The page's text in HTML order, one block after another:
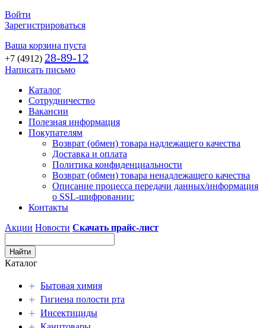
Войти
Зарегистрироваться
Ваша корзина пуста
+7 (4912) 28-89-12
Написать письмо
Каталог
Сотрудничество
Вакансии
Полезная информация
Покупателям
Возврат (обмен) товара надлежащего качества
Доставка и оплата
Политика конфиденциальности
Возврат (обмен) товара ненадлежащего качества
Описание процесса передачи данных/информация
о SSL-шифровании:
Контакты
Акции Новости Скачать прайс-лист
Каталог
+ Бытовая химия
+ Гигиена полости рта
+ Инсектициды